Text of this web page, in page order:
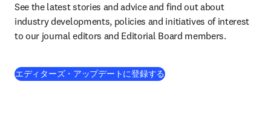
See the latest stories and advice and find out about
industry developments, policies and initiatives of interest
to our journal editors and Editorial Board members.
エディターズ・アップデートに登録する